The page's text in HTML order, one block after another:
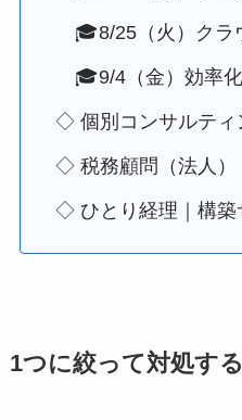
🎓8/25（火）クラ
🎓9/4（金）効率
◇ 個別コンサルティ
◇ 税務顧問（法人）
◇ ひとり経理｜構築
1つに絞って対処する